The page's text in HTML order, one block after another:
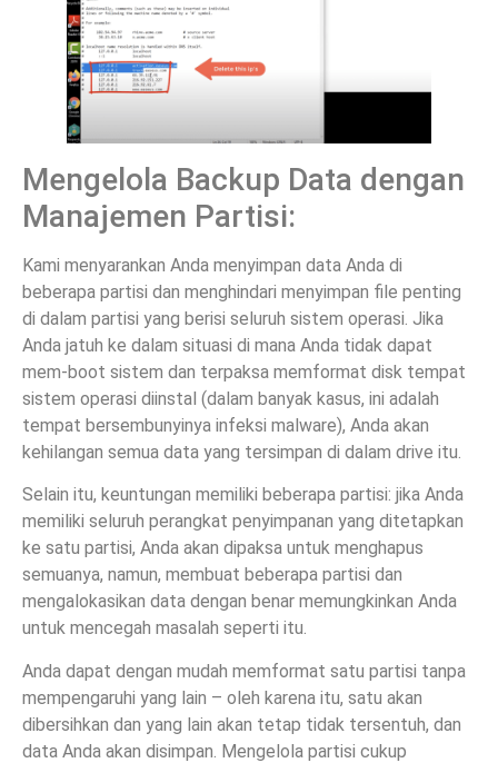
Mengelola Backup Data dengan
Manajemen Partisi:
Kami menyarankan Anda menyimpan data Anda di
beberapa partisi dan menghindari menyimpan file penting
di dalam partisi yang berisi seluruh sistem operasi. Jika
Anda jatuh ke dalam situasi di mana Anda tidak dapat
mem-boot sistem dan terpaksa memformat disk tempat
sistem operasi diinstal (dalam banyak kasus, ini adalah
tempat bersembunyinya infeksi malware), Anda akan
kehilangan semua data yang tersimpan di dalam drive itu.
Selain itu, keuntungan memiliki beberapa partisi: jika Anda
memiliki seluruh perangkat penyimpanan yang ditetapkan
ke satu partisi, Anda akan dipaksa untuk menghapus
semuanya, namun, membuat beberapa partisi dan
mengalokasikan data dengan benar memungkinkan Anda
untuk mencegah masalah seperti itu.
Anda dapat dengan mudah memformat satu partisi tanpa
mempengaruhi yang lain – oleh karena itu, satu akan
dibersihkan dan yang lain akan tetap tidak tersentuh, dan
data Anda akan disimpan. Mengelola partisi cukup